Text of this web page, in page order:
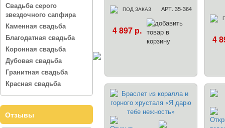
Свадьба серого
звездочного сапфира
Каменная свадьба
Благодатная свадьба
Коронная свадьба
Дубовая свадьба
Гранитная свадьба
Красная свадьба
Отзывы
ПОД ЗАКАЗ АРТ. 35-364
4 897 р.
4